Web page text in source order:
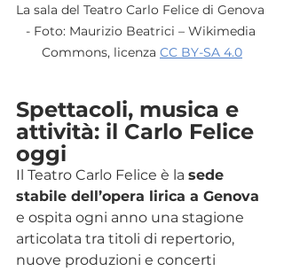
La sala del Teatro Carlo Felice di Genova
- Foto: Maurizio Beatrici – Wikimedia
Commons, licenza CC BY-SA 4.0
Spettacoli, musica e
attività: il Carlo Felice
oggi
Il Teatro Carlo Felice è la sede
stabile dell’opera lirica a Genova
e ospita ogni anno una stagione
articolata tra titoli di repertorio,
nuove produzioni e concerti